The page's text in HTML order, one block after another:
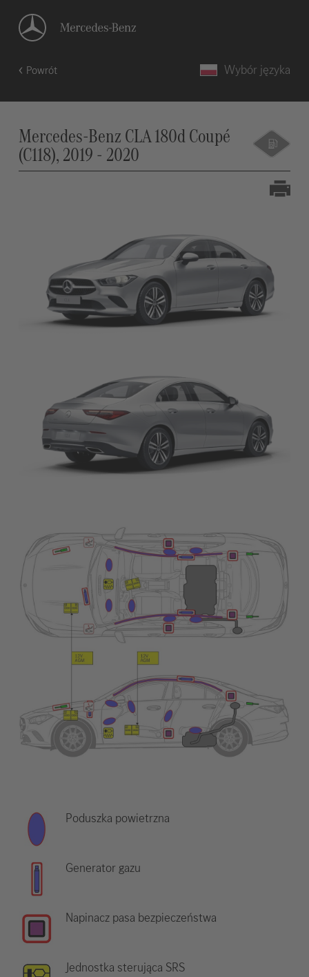
Powrót Wybór języka
Mercedes-Benz CLA 180d Coupé
(C118), 2019 - 2020
Poduszka powietrzna
Generator gazu
Napinacz pasa bezpieczeństwa
Jednostka sterująca SRS